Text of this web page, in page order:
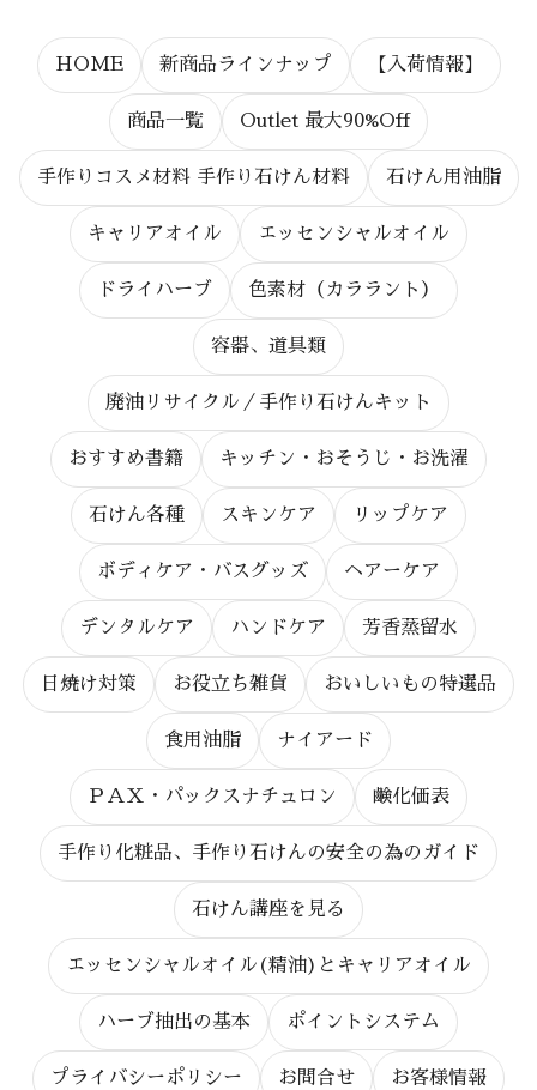
HOME 新商品ラインナップ 【入荷情報】
商品一覧 Outlet 最大90%Off
手作りコスメ材料 手作り石けん材料 石けん用油脂
キャリアオイル エッセンシャルオイル
ドライハーブ 色素材（カララント）
容器、道具類
廃油リサイクル／手作り石けんキット
おすすめ書籍 キッチン・おそうじ・お洗濯
石けん各種 スキンケア リップケア
ボディケア・バスグッズ ヘアーケア
デンタルケア ハンドケア 芳香蒸留水
日焼け対策 お役立ち雑貨 おいしいもの特選品
食用油脂 ナイアード
ＰＡＸ・パックスナチュロン 鹸化価表
手作り化粧品、手作り石けんの安全の為のガイド
石けん講座を見る
エッセンシャルオイル(精油)とキャリアオイル
ハーブ抽出の基本 ポイントシステム
プライバシーポリシー お問合せ お客様情報